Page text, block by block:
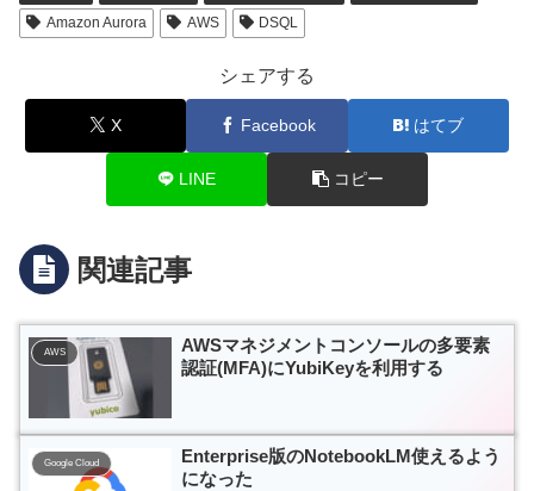
Amazon Aurora
AWS DSQL
シェアする
X Facebook はてブ
LINE コピー
関連記事
AWS
AWSマネジメントコンソールの多要素
認証(MFA)にYubiKeyを利用する
Google Cloud
Enterprise版のNotebookLM使えるよう
になった